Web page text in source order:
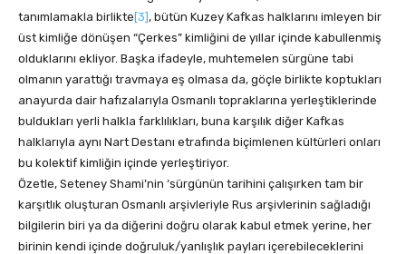
tanımlamakla birlikte [3] , bütün Kuzey Kafkas halklarını imleyen bir
üst kimliğe dönüşen “Çerkes” kimliğini de yıllar içinde kabullenmiş
olduklarını ekliyor. Başka ifadeyle, muhtemelen sürgüne tabi
olmanın yarattığı travmaya eş olmasa da, göçle birlikte koptukları
anayurda dair hafızalarıyla Osmanlı topraklarına yerleştiklerinde
buldukları yerli halkla farklılıkları, buna karşılık diğer Kafkas
halklarıyla aynı Nart Destanı etrafında biçimlenen kültürleri onları
bu kolektif kimliğin içinde yerleştiriyor.
Özetle, Seteney Shami’nin ‘sürgünün tarihini çalışırken tam bir
karşıtlık oluşturan Osmanlı arşivleriyle Rus arşivlerinin sağladığı
bilgilerin biri ya da diğerini doğru olarak kabul etmek yerine, her
birinin kendi içinde doğruluk/yanlışlık payları içerebileceklerini